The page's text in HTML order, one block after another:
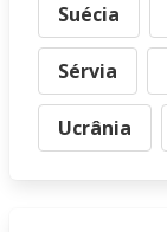
Suécia
Sérvia
Ucrânia